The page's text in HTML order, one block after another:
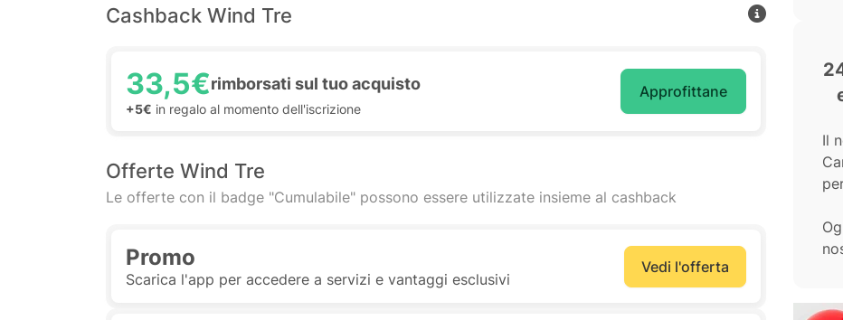
Cashback Wind Tre
33,5€rimborsati sul tuo acquisto
+5€ in regalo al momento dell'iscrizione
Approfittane
Offerte Wind Tre
Le offerte con il badge "Cumulabile" possono essere utilizzate insieme al cashback
Promo
Scarica l'app per accedere a servizi e vantaggi esclusivi
Vedi l'offerta
Il